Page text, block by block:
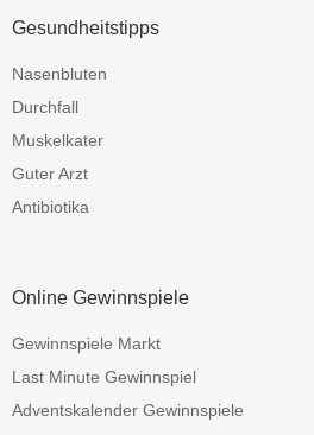
Gesundheitstipps
Nasenbluten
Durchfall
Muskelkater
Guter Arzt
Antibiotika
Online Gewinnspiele
Gewinnspiele Markt
Last Minute Gewinnspiel
Adventskalender Gewinnspiele